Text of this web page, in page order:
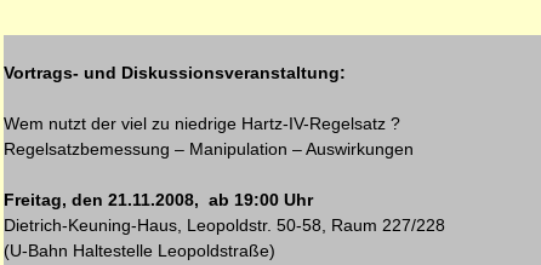
Vortrags- und Diskussionsveranstaltung:
Wem nutzt der viel zu niedrige Hartz-IV-Regelsatz ?
Regelsatzbemessung – Manipulation – Auswirkungen
Freitag, den 21.11.2008, ab 19:00 Uhr
Dietrich-­Keuning­-Haus, Leopoldstr. 50-­58, Raum 227/228
(U­-Bahn­ Haltestelle Leopoldstraße)